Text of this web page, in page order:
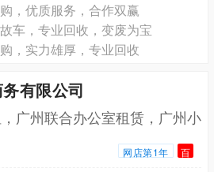
，优质服务，合作双赢
车，专业回收，变废为宝
，实力雄厚，专业回收
有限公司
广州联合办公室租赁，广州小
网店第1年 百